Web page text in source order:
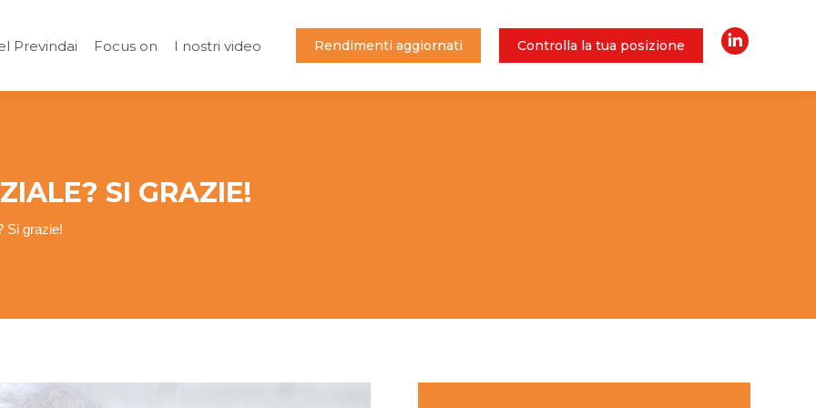
Previndai Focus on I nostri video Rendimenti aggiornati Controlla la tua posizione Linkedin
SI GRAZIE!
Si grazie!
Rendimenti aggiornati Controlla la tua posizione Linkedin